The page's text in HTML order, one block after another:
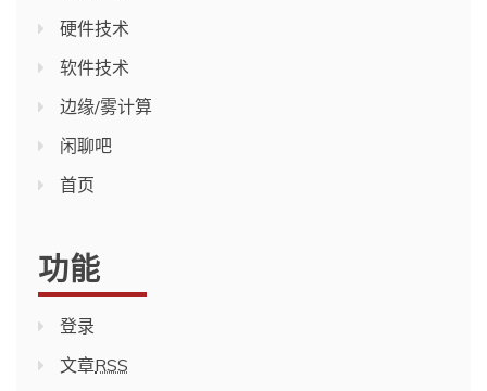
硬件技术
软件技术
边缘/雾计算
闲聊吧
首页
功能
登录
文章RSS